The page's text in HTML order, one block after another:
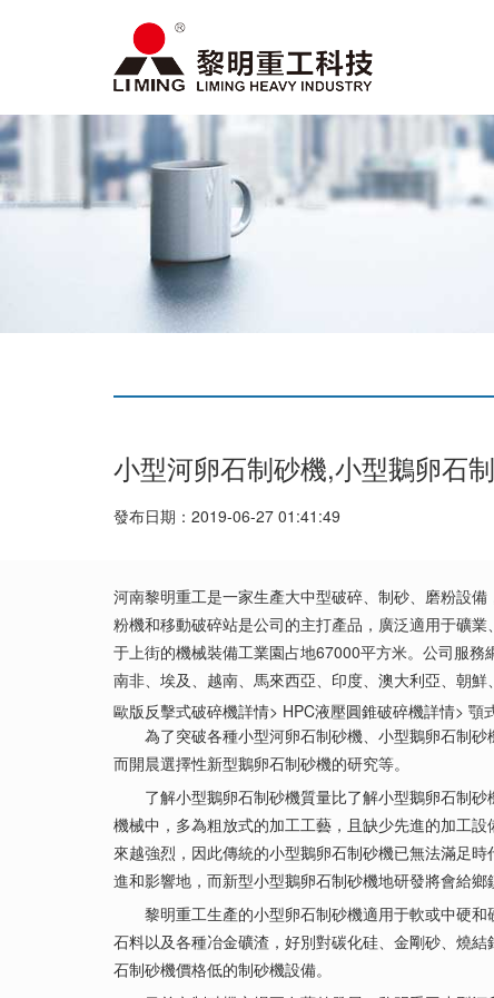
小型河卵石制砂機,小型鵝卵石
發布日期：2019-06-27 01:41:49
河南黎明重工是一家生產大中型破碎、制砂、磨粉設
粉機和移動破碎站是公司的主打產品，廣泛適用于礦
于上街的機械裝備工業園占地67000平方米。公司服務
南非、埃及、越南、馬來西亞、印度、澳大利亞、
歐版反擊式破碎機詳情> HPC液壓圓錐破碎機詳情>
為了突破各種小型河卵石制砂機、小型鵝卵石制砂
而開晨選擇性新型鵝卵石制砂機的研究等。
了解小型鵝卵石制砂機質量比了解小型鵝卵石制砂
機械中，多為粗放式的加工工藝，且缺少先進的加工
來越強烈，因此傳統的小型鵝卵石制砂機已無法滿足
進和影響地，而新型小型鵝卵石制砂機地研發將會給
黎明重工生產的小型卵石制砂機適用于軟或中硬和
石料以及各種冶金礦渣，好別對碳化硅、金剛砂、燒
石制砂機價格低的制砂機設備。